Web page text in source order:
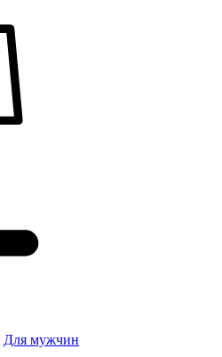
Для мужчин